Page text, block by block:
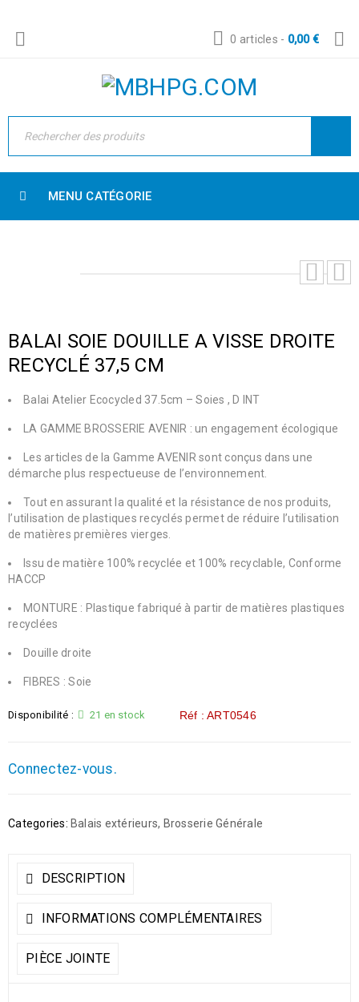
0 articles - 0,00€
MENU CATÉGORIE
BALAI SOIE DOUILLE A VISSE DROITE
RECYCLÉ 37,5 CM
Balai Atelier Ecocycled 37.5cm – Soies , D INT
LA GAMME BROSSERIE AVENIR : un engagement écologique
Les articles de la Gamme AVENIR sont conçus dans une
démarche plus respectueuse de l’environnement.
Tout en assurant la qualité et la résistance de nos produits,
l’utilisation de plastiques recyclés permet de réduire l’utilisation
de matières premières vierges.
Issu de matière 100% recyclée et 100% recyclable, Conforme
HACCP
MONTURE : Plastique fabriqué à partir de matières plastiques
recyclées
Douille droite
FIBRES : Soie
Disponibilité : 21 en stock Réf : ART0546
Connectez-vous.
Categories: Balais extérieurs, Brosserie Générale
DESCRIPTION
INFORMATIONS COMPLÉMENTAIRES
PIÈCE JOINTE